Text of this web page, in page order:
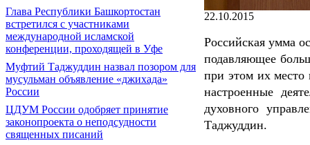
Глава Республики Башкортостан
встретился с участниками
международной исламской
конференции, проходящей в Уфе
Муфтий Таджуддин назвал позором для
мусульман объявление «джихада»
России
ЦДУМ России одобряет принятие
законопроекта о неподсудности
священных писаний
22.10.2015
Российская умма
подавляющее
при этом их место
настроенные
духовного
Таджуддин.